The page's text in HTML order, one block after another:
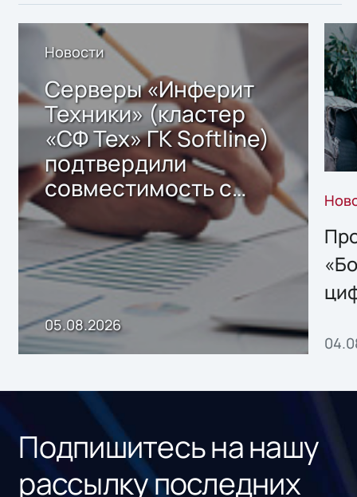
Новости
Серверы «Инферит
Техники» (кластер
«СФ Тех» ГК Softline)
подтвердили
совместимость с
решением Sharx
Storage 2.x для
хранения данных
05.08.2026
Подпишитесь на нашу
рассылку последних